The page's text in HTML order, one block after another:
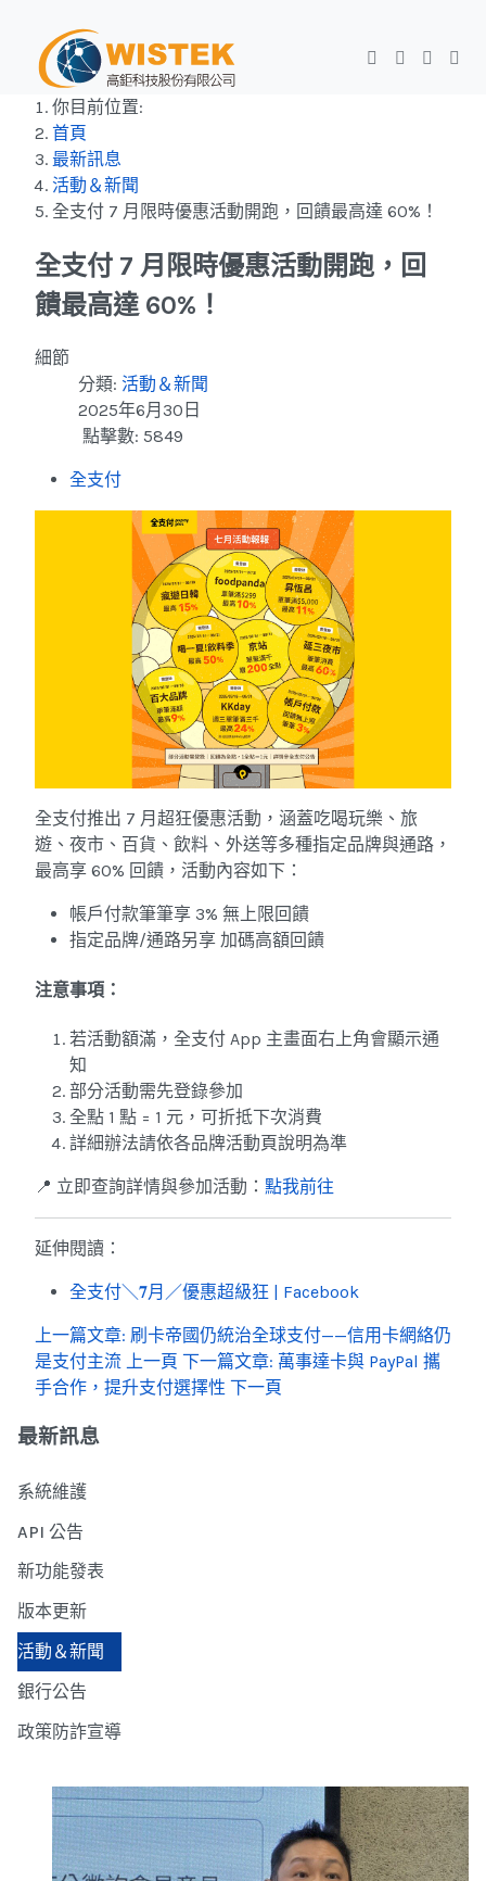
你目前位置:
首頁
最新訊息
活動＆新聞
全支付 7 月限時優惠活動開跑，回饋最高達 60%！
全支付 7 月限時優惠活動開跑，回
饋最高達 60%！
細節
分類: 活動＆新聞
2025年6月30日
點擊數: 5849
全支付
全支付推出 7 月超狂優惠活動，涵蓋吃喝玩樂、旅
遊、夜市、百貨、飲料、外送等多種指定品牌與通路，
最高享 60% 回饋，活動內容如下：
帳戶付款筆筆享 3% 無上限回饋
指定品牌/通路另享 加碼高額回饋
注意事項：
若活動額滿，全支付 App 主畫面右上角會顯示通
知
部分活動需先登錄參加
全點 1 點 = 1 元，可折抵下次消費
詳細辦法請依各品牌活動頁說明為準
📍 立即查詢詳情與參加活動： 點我前往
延伸閱讀：
全支付＼𝟕月／優惠超級狂 | Facebook
上一篇文章: 刷卡帝國仍統治全球支付——信用卡網絡仍
是支付主流 上一頁 下一篇文章: 萬事達卡與 PayPal 攜
手合作，提升支付選擇性 下一頁
最新訊息
系統維護
API 公告
新功能發表
版本更新
活動＆新聞
銀行公告
政策防詐宣導